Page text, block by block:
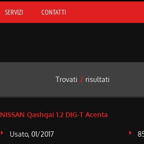
SERVIZI CONTATTI
Trovati 2 risultati
NISSAN Qashqai 1.2 DIG-T Acenta
Usato, 01/2017